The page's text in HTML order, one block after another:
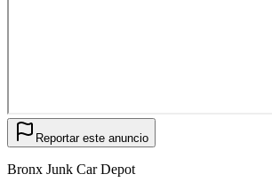
Reportar este anuncio
Bronx Junk Car Depot